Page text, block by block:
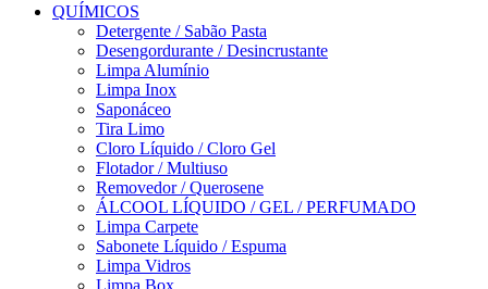
QUÍMICOS
Detergente / Sabão Pasta
Desengordurante / Desincrustante
Limpa Alumínio
Limpa Inox
Saponáceo
Tira Limo
Cloro Líquido / Cloro Gel
Flotador / Multiuso
Removedor / Querosene
ÁLCOOL LÍQUIDO / GEL / PERFUMADO
Limpa Carpete
Sabonete Líquido / Espuma
Limpa Vidros
Limpa Box